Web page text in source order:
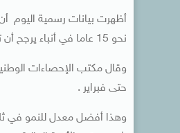
نحو 15 عاما في أنباء يرجح أن تدعم الآمال في استعادة الاقتصاد لتوازنه.
حتى فبراير .